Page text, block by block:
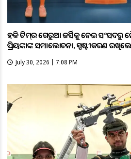
ହକି ଟିମ୍‌ର ଗେରୁଆ ଜର୍ସିକୁ ନେଇ ସଂସଦରୁ
ପ୍ରିୟଙ୍କାଙ୍କ ସମାଲୋଚନା, ସ୍ପଷ୍ଟୀକରଣ ରଖିଲେ
July 30, 2026 | 7:08 PM